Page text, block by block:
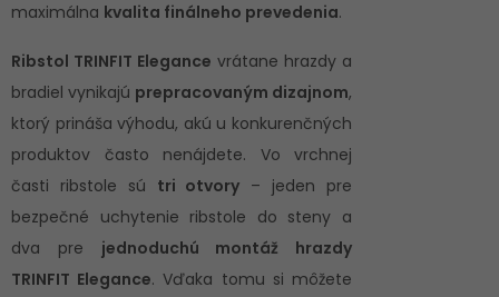
maximálna kvalita finálneho prevedenia.
Ribstol TRINFIT Elegance vrátane hrazdy a
bradiel vynikajú prepracovaným dizajnom,
ktorý prináša výhodu, akú u konkurenčných
produktov často nenájdete. Vo vrchnej
časti ribstole sú tri otvory – jeden pre
bezpečné uchytenie ribstole do steny a
dva pre jednoduchú montáž hrazdy
TRINFIT Elegance. Vďaka tomu si môžete